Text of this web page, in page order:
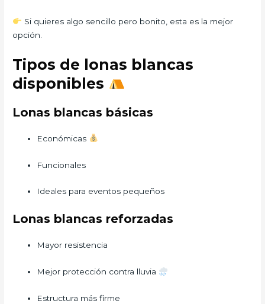
Si quieres algo sencillo pero bonito, esta es la mejor
opción.
Tipos de lonas blancas
disponibles
Lonas blancas básicas
Económicas
Funcionales
Ideales para eventos pequeños
Lonas blancas reforzadas
Mayor resistencia
Mejor protección contra lluvia
Estructura más firme